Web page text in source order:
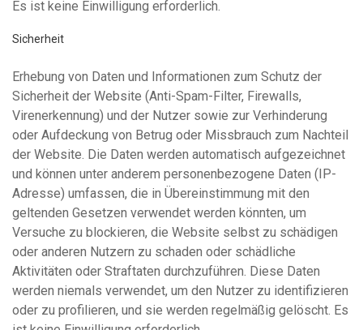
Es ist keine Einwilligung erforderlich.
Sicherheit
Erhebung von Daten und Informationen zum Schutz der
Sicherheit der Website (Anti-Spam-Filter, Firewalls,
Virenerkennung) und der Nutzer sowie zur Verhinderung
oder Aufdeckung von Betrug oder Missbrauch zum Nachteil
der Website. Die Daten werden automatisch aufgezeichnet
und können unter anderem personenbezogene Daten (IP-
Adresse) umfassen, die in Übereinstimmung mit den
geltenden Gesetzen verwendet werden könnten, um
Versuche zu blockieren, die Website selbst zu schädigen
oder anderen Nutzern zu schaden oder schädliche
Aktivitäten oder Straftaten durchzuführen. Diese Daten
werden niemals verwendet, um den Nutzer zu identifizieren
oder zu profilieren, und sie werden regelmäßig gelöscht. Es